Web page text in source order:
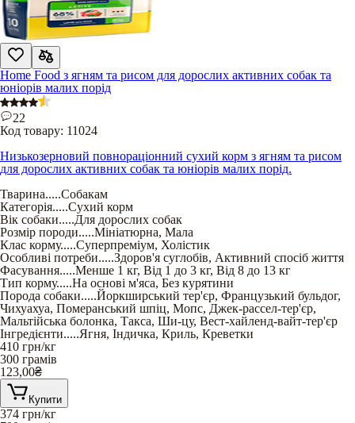
Home Food з ягням та рисом для дорослих активних собак та
юніорів малих порід
22
Код товару: 11024
Низькозерновий повнораціонний сухий корм з ягням та рисом
для дорослих активних собак та юніорів малих порід.
Тварина.....Собакам
Категорія.....Сухий корм
Вік собаки.....Для дорослих собак
Розмір породи.....Мініатюрна, Мала
Клас корму.....Суперпреміум, Холістик
Особливі потреби.....Здоров'я суглобів, Активний спосіб життя
Фасування.....Менше 1 кг, Від 1 до 3 кг, Від 8 до 13 кг
Тип корму.....На основі м'яса, Без курятини
Порода собаки.....Йоркширський тер'єр, Французький бульдог,
Чихуахуа, Померанський шпіц, Мопс, Джек-рассел-тер'єр,
Мальтійська болонка, Такса, Ши-цу, Вест-хайленд-вайт-тер'єр
Інгредієнти.....Ягня, Індичка, Криль, Креветки
410 грн/кг
300 грамів
123,00₴
Купити
374 грн/кг